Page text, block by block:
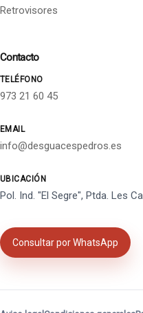
Retrovisores
Contacto
TELÉFONO
973 21 60 45
EMAIL
info@desguacespedros.es
UBICACIÓN
Pol. Ind. "El Segre", Ptda. Les
Consultar por WhatsApp